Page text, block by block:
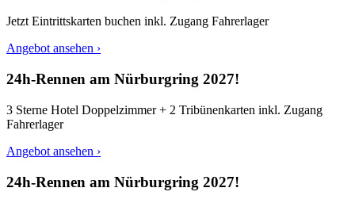
Jetzt Eintrittskarten buchen inkl. Zugang Fahrerlager
Angebot ansehen ›
24h-Rennen am Nürburgring 2027!
3 Sterne Hotel Doppelzimmer + 2 Tribünenkarten inkl. Zugang
Fahrerlager
Angebot ansehen ›
24h-Rennen am Nürburgring 2027!